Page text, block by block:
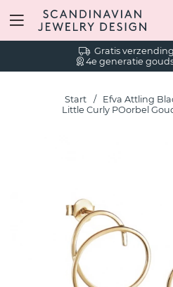
Gratis
4e generatie
Start
Efva Attling
Little Curly POorbel